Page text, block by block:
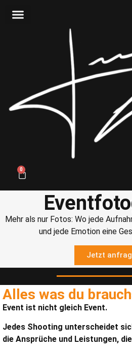
0
Mehr als nur Fotos: Wo jede
und jede Emotion eine
Jetzt
Alles was du
Event ist nicht gleich Event.
Jedes Shooting unterscheidet
die Ansprüche und Leistungen,